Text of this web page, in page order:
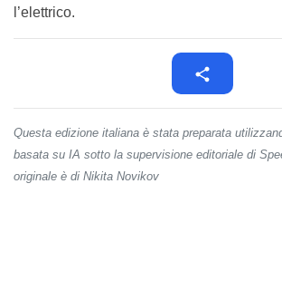
l’elettrico.
Questa edizione italiana è stata preparata
basata su IA sotto la supervisione editoriale di
originale è di Nikita Novikov